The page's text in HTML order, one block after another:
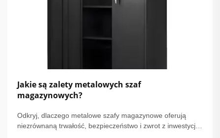
Jakie są zalety metalowych szaf
magazynowych?
Odkryj, dlaczego metalowe szafy magazynowe oferują
niezrównaną trwałość, bezpieczeństwo i zwrot z inwestycji.